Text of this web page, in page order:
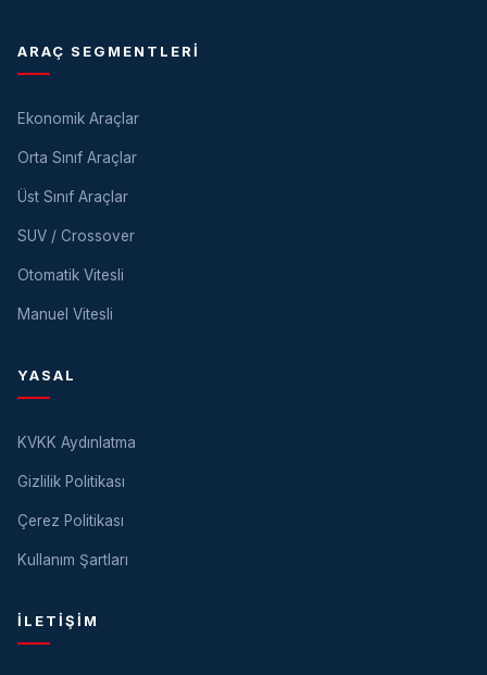
ARAÇ SEGMENTLERI
Ekonomik Araçlar
Orta Sınıf Araçlar
Üst Sınıf Araçlar
SUV / Crossover
Otomatik Vitesli
Manuel Vitesli
YASAL
KVKK Aydınlatma
Gizlilik Politikası
Çerez Politikası
Kullanım Şartları
İLETIŞIM